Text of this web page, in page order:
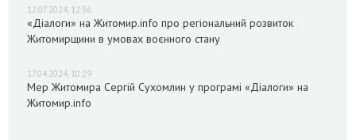
12.07.2024, 12:36
«Діалоги» на Житомир.info про регіональний розвиток
Житомирщини в умовах воєнного стану
17.04.2024, 10:29
Мер Житомира Сергій Сухомлин у програмі «Діалоги» на
Житомир.info